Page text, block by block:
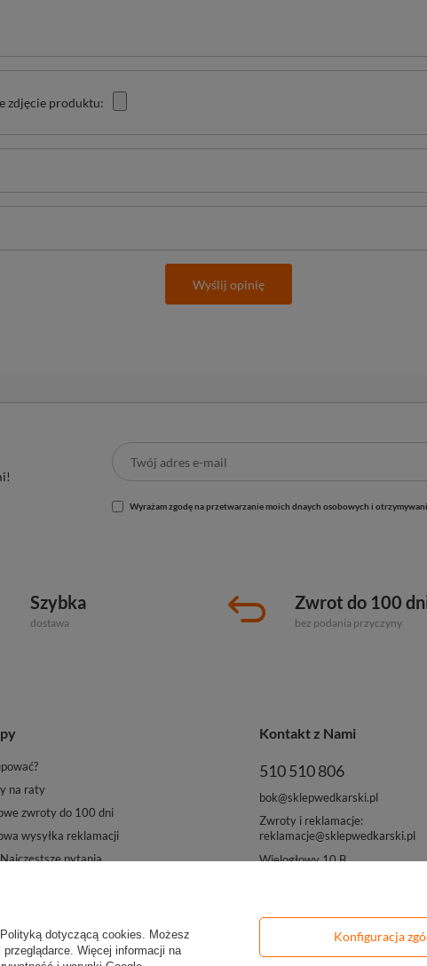
zdjęcie produktu:
Wyślij opinię
Wyrażam zgodę na przetwarzanie moich dnaych osobowych i
Szybka
dostawa
Zwrot do 100
bez podania przyczyny
na raty
zwroty do 100 dni
wysyłka reklamacji
pytania
Kontakt z Nami
510 510 806
bok@sklepwedkarski.pl
Zwroty i reklamacje:
reklamacje@sklepwedkarski.pl
Wielogłowy 10 B
Polityką dotyczącą cookies . Możesz
Więcej informacji na
Konfiguracja